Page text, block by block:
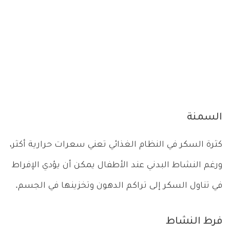
السمنة
كثرة السكر في النظام الغذائي تعني سعرات حرارية أكثر،
ورغم النشاط البدني عند الأطفال يمكن أن يؤدي الإفراط
في تناول السكر إلى تراكم الدهون وتخزينها في الجسم.
فرط النشاط